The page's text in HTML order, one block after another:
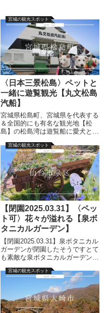
宮城の観光スポット
〈日本三景松島〉ペットと
一緒に遊覧観光【丸文松島
汽船】
宮城県松島町、宮城県を代表する
＆全国的にも有名な観光地【松
島】の松島湾は遊覧船に愛犬と一
さん2019年6月に一緒にお出かけ
してきたよ！飼い主です今回は松
島観光【丸文松島汽船】遊覧船の
ご紹介です！日本三景とは日本...
宮城の観光スポット
【閉園2025.03.31】〈ペッ
ト可〉花々が溢れる【泉ボ
タニカルガーデン】
【閉園2025.03.31】泉ボタニカル
ガーデンが閉園したそうですとて
も素敵な泉ボタニカルガーデンで
残念(泣)立ち入り禁止となるそう
なので、ご注意ください。またの
再開を期待します。【2025年度
泉ボタニカルガー...
宮城の観光スポット